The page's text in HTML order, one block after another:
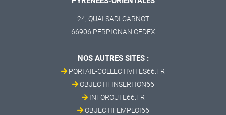
24, QUAI SADI CARNOT
66906 PERPIGNAN CEDEX
NOS AUTRES SITES :
PORTAIL-COLLECTIVITES66.FR
OBJECTIFINSERTION66
INFOROUTE66.FR
OBJECTIFEMPLOI66